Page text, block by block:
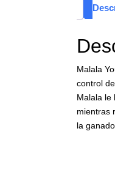
Malala
control
Malala le
mientras
la